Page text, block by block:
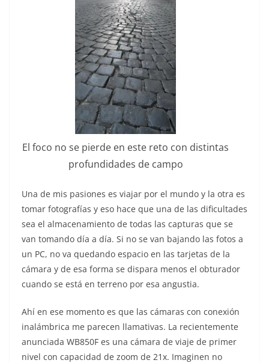
El foco no se pierde en este reto con distintas
profundidades de campo
Una de mis pasiones es viajar por el mundo y la otra es
tomar fotografías y eso hace que una de las dificultades
sea el almacenamiento de todas las capturas que se
van tomando día a día. Si no se van bajando las fotos a
un PC, no va quedando espacio en las tarjetas de la
cámara y de esa forma se dispara menos el obturador
cuando se está en terreno por esa angustia.
Ahí en ese momento es que las cámaras con conexión
inalámbrica me parecen llamativas. La recientemente
anunciada WB850F es una cámara de viaje de primer
nivel con capacidad de zoom de 21x. Imaginen no